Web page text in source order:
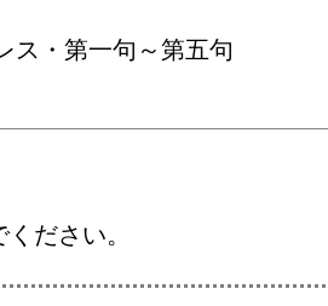
ス・第一句～第五句
ださい。